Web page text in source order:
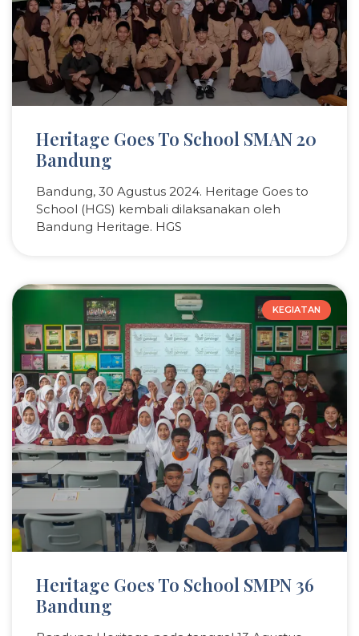
Heritage Goes To School SMAN 20
Bandung
Bandung, 30 Agustus 2024. Heritage Goes to
School (HGS) kembali dilaksanakan oleh
Bandung Heritage. HGS
KEGIATAN
Heritage Goes To School SMPN 36
Bandung